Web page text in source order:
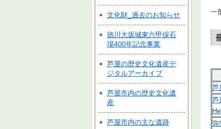
文化財_過去のお知らせ
徳川大坂城東六甲採石
場400年記念事業
芦屋の歴史文化遺産デ
ジタルアーカイブ
芦屋市内の歴史文化遺
産
芦屋市内の主な遺跡
一
芦
芦
弥